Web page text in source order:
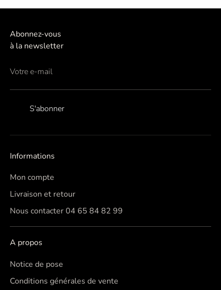
Abonnez-vous
à la newsletter
Votre e-mail
S'abonner
Informations
Mon compte
Livraison et retour
Nous contacter 04 65 84 82 99
A propos
Notice de pose
Conditions générales de vente